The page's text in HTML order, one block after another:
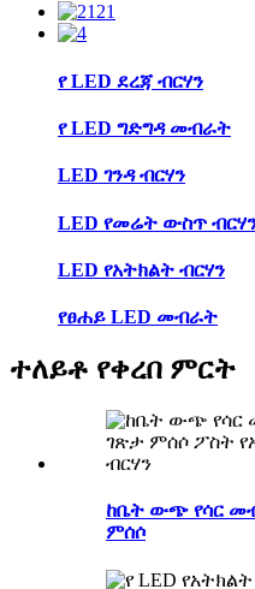
የ LED ደረጃ ብርሃን
የ LED ግድግዳ መብራት
LED ገንዳ ብርሃን
LED የመሬት ውስጥ
LED የአትክልት ብርሃን
የፀሐይ LED መብራት
ተለይቶ የቀረበ ምርት
ከቤት ውጭ የሳር
ምሰሶ